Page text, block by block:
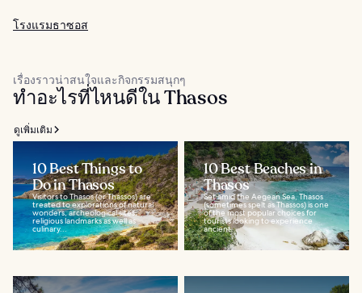
โรงแรมธาซอส
เรื่องราวน่าสนใจและกิจกรรมสนุกๆ
ทำอะไรที่ไหนดีใน Thasos
ดูเพิ่มเติม
10 Best Things to
Do in Thasos
Visitors to Thasos (or Thassos) are
treated to explorations of natural
wonders, archeological sites,
religious landmarks as well as
culinary...
10 Best Beaches in
Thasos
Set amid the Aegean Sea, Thasos
(sometimes spelt as Thassos) is one
of the most popular choices for
tourists looking to experience
ancient...